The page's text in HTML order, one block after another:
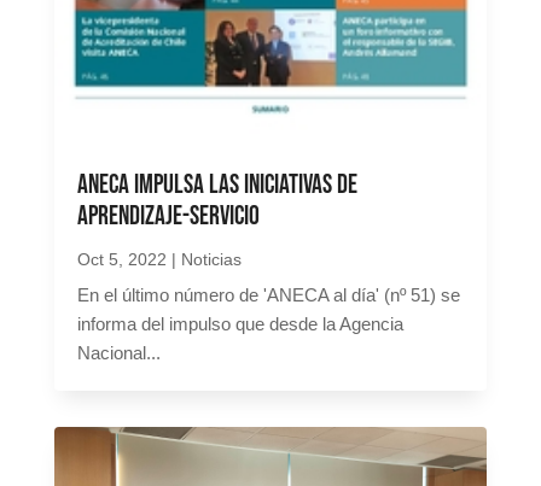
ANECA impulsa las iniciativas de
Aprendizaje-Servicio
Oct 5, 2022 | Noticias
En el último número de 'ANECA al día' (nº 51) se
informa del impulso que desde la Agencia
Nacional...